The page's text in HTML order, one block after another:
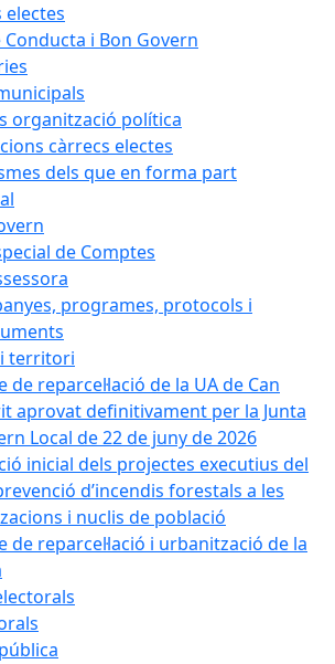
electes
Conducta i Bon Govern
organització política
càrrecs electes
dels que en forma part
de Comptes
programes, protocols i
territori
de reparcel·lació de la UA de Can
aprovat definitivament per la Junta
Local de 22 de juny de 2026
inicial dels projectes executius del
d’incendis forestals a les
i nuclis de població
de reparcel·lació i urbanització de la